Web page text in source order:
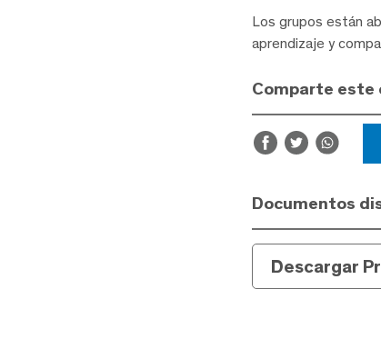
Los grupos están
aprendizaje y
Comparte este
Documentos
Descargar